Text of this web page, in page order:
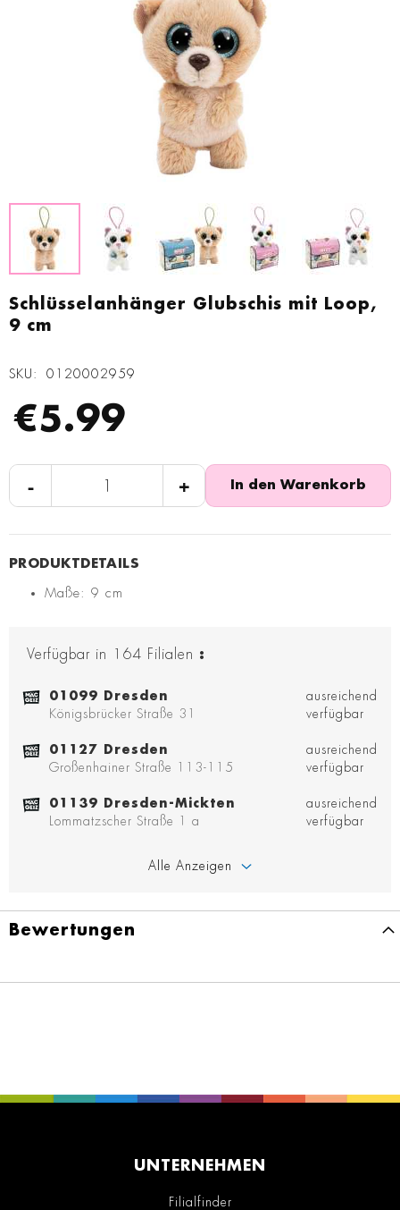
Schlüsselanhänger Glubschis mit Loop,
9 cm
SKU 0120002959
€5.99
- + In den Warenkorb
Maße: 9 cm
Verfügbar in 164 Filialen :
01099 Dresden
Königsbrücker Straße 31
ausreichend
verfügbar
01127 Dresden
Großenhainer Straße 113-115
ausreichend
verfügbar
01139 Dresden-Mickten
Lommatzscher Straße 1 a
ausreichend
verfügbar
Alle Anzeigen
Anfang
der
Bewertungen
UNTERNEHMEN
Filialfinder